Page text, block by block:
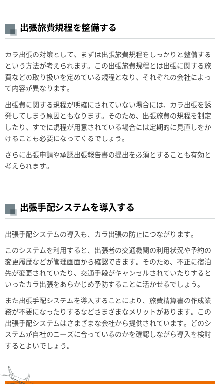
出張旅費規程を整備する
カラ出張の対策として、まずは出張旅費規程をしっかりと整備する
という方法が考えられます。この出張旅費規程とは出張に関する旅
費などの取り扱いを定めている規程となり、それぞれの会社によっ
て内容が異なります。
出張費に関する規程が明確にされていない場合には、カラ出張を誘
発してしまう原因ともなります。そのため、出張旅費の規程を制定
したり、すでに規程が用意されている場合には定期的に見直しをか
けることも必要になってくるでしょう。
さらに出張申請や承認出張報告書の提出を必須とすることも有効と
考えられます。
出張手配システムを導入する
出張手配システムの導入も、カラ出張の防止につながります。
このシステムを利用すると、出張者の交通機関の利用状況や予約の
変更履歴などが管理画面から確認できます。そのため、不正に宿泊
先が変更されていたり、交通手段がキャンセルされていたりすると
いったカラ出張をあらかじめ予防することに活かせるでしょう。
また出張手配システムを導入することにより、旅費精算書の作成業
務が不要になったりするなどさまざまなメリットがあります。この
出張手配システムはさまざまな会社から提供されています。どのシ
ステムが自社のニーズに合っているのかを確認しながら導入を検討
するとよいでしょう。